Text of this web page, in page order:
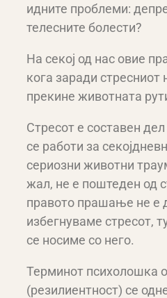
идните проблеми:
телесните болести?
На секој од нас овие
кога заради стресниот
прекине животната
Стресот е составен
се работи за
сериозни животни
жал, не е поштеден од
правото прашање не е
избегнуваме стресот,
се носиме со него.
Терминот психолошка
(резилиентност) се